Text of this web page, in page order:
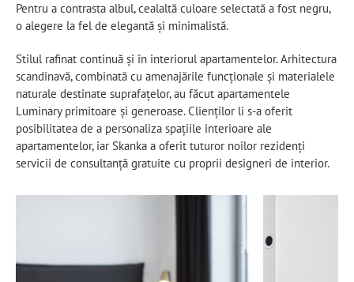
Pentru a contrasta albul, cealaltă culoare selectată a fost negru,
o alegere la fel de elegantă și minimalistă.
Stilul rafinat continuă și în interiorul apartamentelor. Arhitectura
scandinavă, combinată cu amenajările funcționale și materialele
naturale destinate suprafațelor, au făcut apartamentele
Luminary primitoare și generoase. Clienților li s-a oferit
posibilitatea de a personaliza spațiile interioare ale
apartamentelor, iar Skanka a oferit tuturor noilor rezidenți
servicii de consultanță gratuite cu proprii designeri de interior.